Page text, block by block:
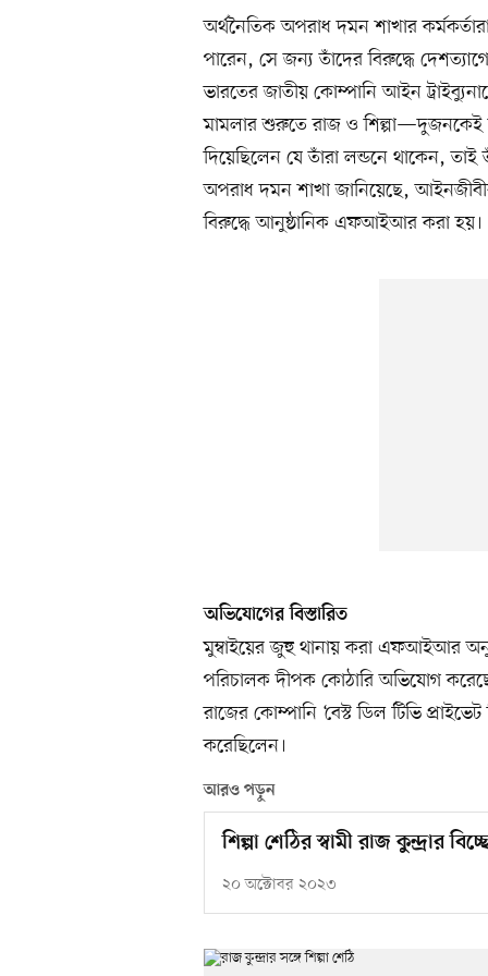
অর্থনৈতিক অপরাধ দমন শাখার
পারেন, সে জন্য তাঁদের বিরুদ্ধে
ভারতের জাতীয় কোম্পানি আইন
মামলার শুরুতে রাজ ও শিল্পা—দুজনকেই
দিয়েছিলেন যে তাঁরা লন্ডনে থাকেন,
অপরাধ দমন শাখা জানিয়েছে,
বিরুদ্ধে আনুষ্ঠানিক এফআইআর করা হয়।
অভিযোগের বিস্তারিত
মুম্বাইয়ের জুহু থানায় করা এফআইআর
পরিচালক দীপক কোঠারি অভিযোগ
রাজের কোম্পানি ‘বেস্ট ডিল টিভি
করেছিলেন।
আরও পড়ুন
শিল্পা শেঠির স্বামী রাজ কুন্দ্রার
২০ অক্টোবর ২০২৩